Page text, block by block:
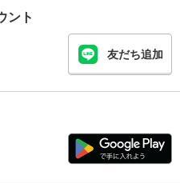
ント
友だち追加